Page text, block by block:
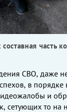
часть
СВО, даже
в порядке
и
сетующих то на